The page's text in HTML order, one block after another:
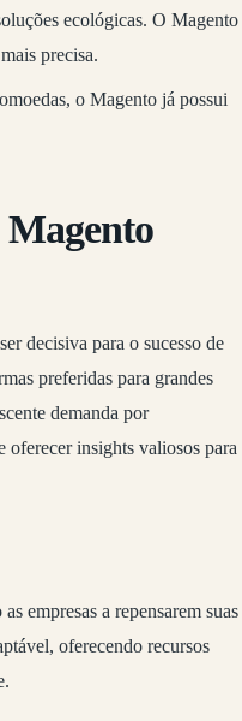
ecológicas. O Magento
precisa.
o Magento já possui
decisiva para o sucesso de
preferidas para grandes
demanda por
oferecer insights valiosos para
empresas a repensarem suas
oferecendo recursos